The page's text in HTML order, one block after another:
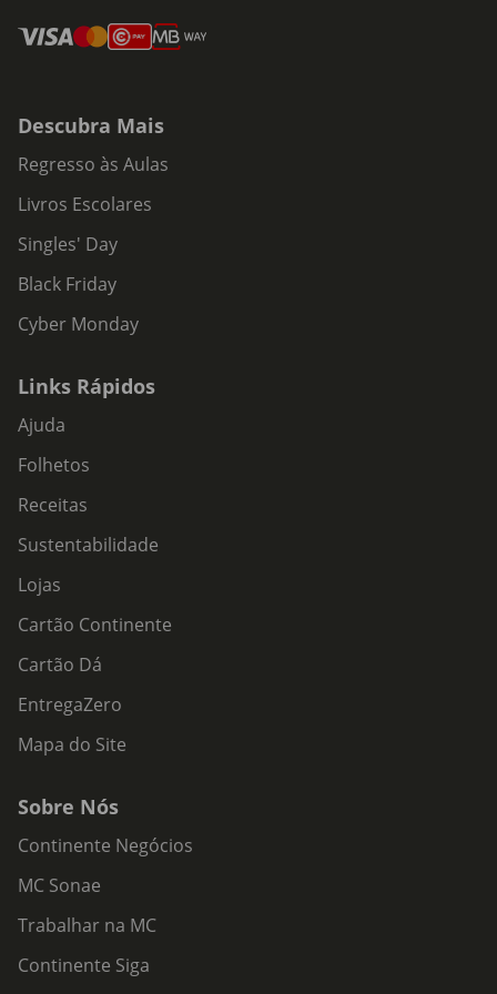
Descubra Mais
Regresso às Aulas
Livros Escolares
Singles' Day
Black Friday
Cyber Monday
Links Rápidos
Ajuda
Folhetos
Receitas
Sustentabilidade
Lojas
Cartão Continente
Cartão Dá
EntregaZero
Mapa do Site
Sobre Nós
Continente Negócios
MC Sonae
Trabalhar na MC
Continente Siga